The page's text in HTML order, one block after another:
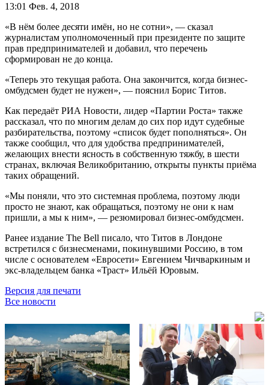
13:01 Фев. 4, 2018
«В нём более десяти имён, но не сотни», — сказал
журналистам уполномоченный при президенте по защите
прав предпринимателей и добавил, что перечень
сформирован не до конца.
«Теперь это текущая работа. Она закончится, когда бизнес-
омбудсмен будет не нужен», — пояснил Борис Титов.
Как передаёт РИА Новости, лидер «Партии Роста» также
рассказал, что по многим делам до сих пор идут судебные
разбирательства, поэтому «список будет пополняться». Он
также сообщил, что для удобства предпринимателей,
желающих внести ясность в собственную тяжбу, в шести
странах, включая Великобританию, открыты пункты приёма
таких обращений.
«Мы поняли, что это системная проблема, поэтому люди
просто не знают, как обращаться, поэтому не они к нам
пришли, а мы к ним», — резюмировал бизнес-омбудсмен.
Ранее издание The Bell писало, что Титов в Лондоне
встретился с бизнесменами, покинувшими Россию, в том
числе с основателем «Евросети» Евгением Чичваркиным и
экс-владельцем банка «Траст» Ильёй Юровым.
Версия для печати
Все новости